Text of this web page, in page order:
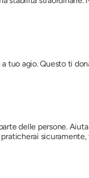
tuo agio. Questo ti
delle persone.
sicuramente,